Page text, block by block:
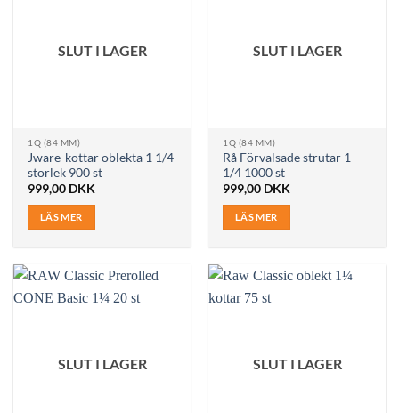
SLUT I LAGER
1Q (84 MM)
Jware-kottar oblekta 1 1/4
storlek 900 st
999,00 DKK
LÄS MER
SLUT I LAGER
1Q (84 MM)
Rå Förvalsade strutar 1
1/4 1000 st
999,00 DKK
LÄS MER
SLUT I LAGER SLUT I LAGER